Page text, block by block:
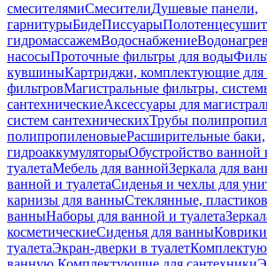
смесителямиСмесителиДушевые панели,
гарнитурыБидеПиссуары
гидромассажемВодоснабжение
насосыПроточные фильтры для воды
кувшиныКартриджи, комплектующие для
фильтровМагистральные фильтры,
сантехническиеАксессуары для
систем сантехническихТрубы
полипропиленовыеРасширительные баки,
гидроаккумуляторыОбустройство ванной
туалетаМебель для ваннойЗеркала для
ванной и туалетаСиденья и чехлы для
карнизы для ванныСтеклянные,
ванныНаборы для ванной и туалета
косметическиеСиденья для ванны
туалетаЭкран-дверки в туалет